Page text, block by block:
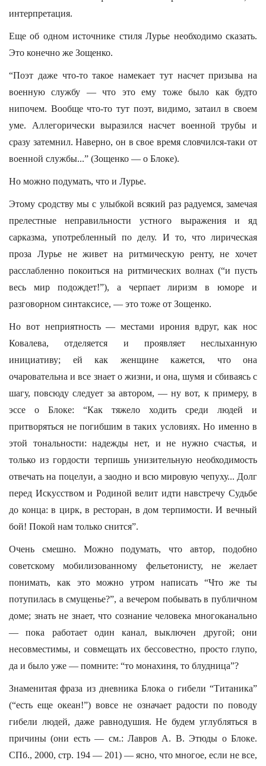
интерпретация.
Еще об одном источнике стиля Лурье необходимо сказать.
Это конечно же Зощенко.
“Поэт даже что-то такое намекает тут насчет призыва на
военную службу — что это ему тоже было как будто
нипочем. Вообще что-то тут поэт, видимо, затаил в своем
уме. Аллегорически выразился насчет военной трубы и
сразу затемнил. Наверно, он в свое время словчился-таки от
военной службы...” (Зощенко — о Блоке).
Но можно подумать, что и Лурье.
Этому сродству мы с улыбкой всякий раз радуемся, замечая
прелестные неправильности устного выражения и яд
сарказма, употребленный по делу. И то, что лирическая
проза Лурье не живет на ритмическую ренту, не хочет
расслабленно покоиться на ритмических волнах (“и пусть
весь мир подождет!”), а черпает лиризм в юморе и
разговорном синтаксисе, — это тоже от Зощенко.
Но вот неприятность — местами ирония вдруг, как нос
Ковалева, отделяется и проявляет неслыханную
инициативу; ей как женщине кажется, что она
очаровательна и все знает о жизни, и она, шумя и сбиваясь с
шагу, повсюду следует за автором, — ну вот, к примеру, в
эссе о Блоке: “Как тяжело ходить среди людей и
притворяться не погибшим в таких условиях. Но именно в
этой тональности: надежды нет, и не нужно счастья, и
только из гордости терпишь унизительную необходимость
отвечать на поцелуи, а заодно и всю мировую чепуху... Долг
перед Искусством и Родиной велит идти навстречу Судьбе
до конца: в цирк, в ресторан, в дом терпимости. И вечный
бой! Покой нам только снится”.
Очень смешно. Можно подумать, что автор, подобно
советскому мобилизованному фельетонисту, не желает
понимать, как это можно утром написать “Что же ты
потупилась в смущенье?”, а вечером побывать в публичном
доме; знать не знает, что сознание человека многоканально
— пока работает один канал, выключен другой; они
несовместимы, и совмещать их бессовестно, просто глупо,
да и было уже — помните: “то монахиня, то блудница”?
Знаменитая фраза из дневника Блока о гибели “Титаника”
(“есть еще океан!”) вовсе не означает радости по поводу
гибели людей, даже равнодушия. Не будем углубляться в
причины (они есть — см.: Лавров А. В. Этюды о Блоке.
СПб., 2000, стр. 194 — 201) — ясно, что многое, если не все,